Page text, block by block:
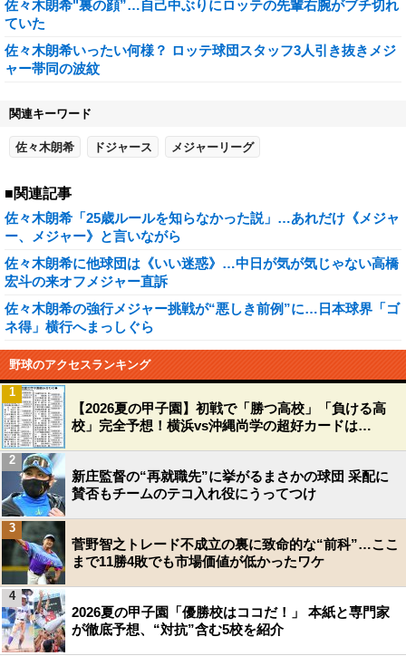
佐々木朗希"裏の顔”…自己中ぶりにロッテの先輩右腕がブチ切れ
ていた
佐々木朗希いったい何様？ ロッテ球団スタッフ3人引き抜きメジ
ャー帯同の波紋
関連キーワード
佐々木朗希 ドジャース メジャーリーグ
■関連記事
佐々木朗希「25歳ルールを知らなかった説」…あれだけ《メジャ
ー、メジャー》と言いながら
佐々木朗希に他球団は《いい迷惑》…中日が気が気じゃない高橋
宏斗の来オフメジャー直訴
佐々木朗希の強行メジャー挑戦が“悪しき前例”に…日本球界「ゴ
ネ得」横行へまっしぐら
野球のアクセスランキング
【2026夏の甲子園】初戦で「勝つ高校」「負ける高
校」完全予想！横浜vs沖縄尚学の超好カードは…
1
新庄監督の“再就職先”に挙がるまさかの球団 采配に
賛否もチームのテコ入れ役にうってつけ
2
菅野智之トレード不成立の裏に致命的な“前科”…ここ
まで11勝4敗でも市場価値が低かったワケ
3
2026夏の甲子園「優勝校はココだ！」 本紙と専門家
が徹底予想、“対抗”含む5校を紹介
4